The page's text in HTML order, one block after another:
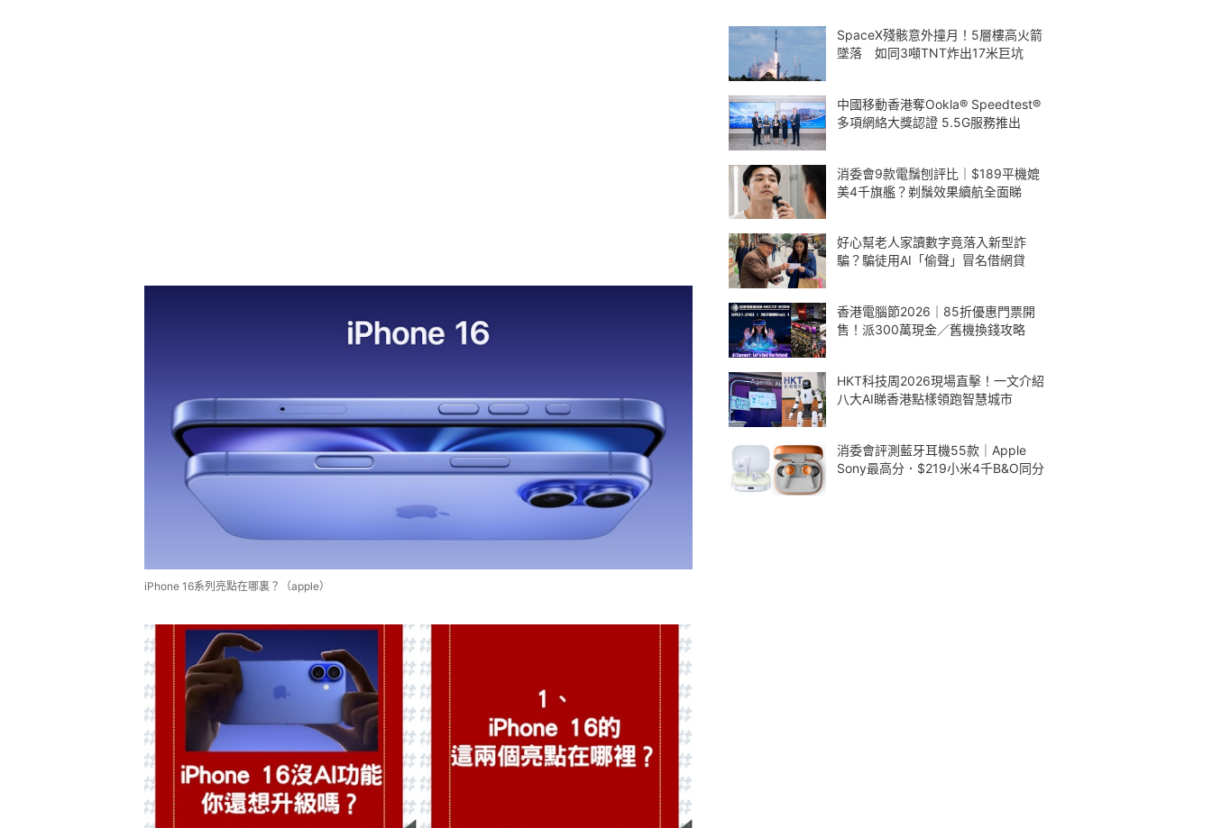
iPhone 16系列亮點在哪裏？（apple）
SpaceX殘骸意外撞月！5層樓高火箭
墜落 如同3噸TNT炸出17米巨坑
中國移動香港奪Ookla® Speedtest®
多項網絡大獎認證 5.5G服務推出
消委會9款電鬚刨評比｜$189平機媲
美4千旗艦？剃鬚效果續航全面睇
好心幫老人家讀數字竟落入新型詐
騙？騙徒用AI「偷聲」冒名借網貸
香港電腦節2026｜85折優惠門票開
售！派300萬現金／舊機換錢攻略
HKT科技周2026現場直擊！一文介紹
八大AI睇香港點樣領跑智慧城市
消委會評測藍牙耳機55款｜Apple
Sony最高分．$219小米4千B&O同分